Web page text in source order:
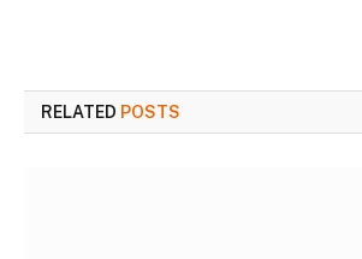
RELATED POSTS